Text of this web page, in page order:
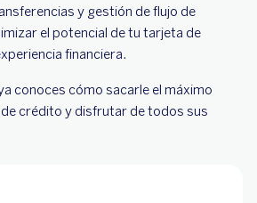
y gestión de flujo de
el potencial de tu tarjeta de
financiera.
conoces cómo sacarle el máximo
crédito y disfrutar de todos sus